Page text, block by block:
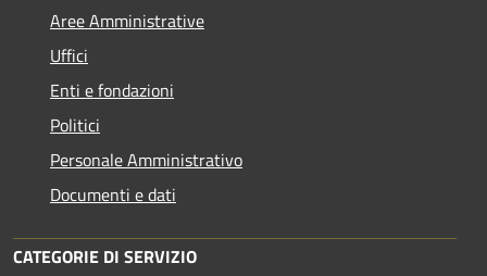
Aree Amministrative
Uffici
Enti e fondazioni
Politici
Personale Amministrativo
Documenti e dati
CATEGORIE DI SERVIZIO